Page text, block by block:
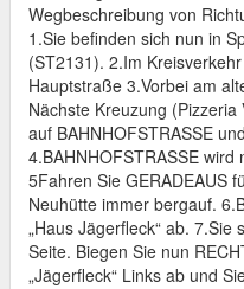
Wegbeschreibung von
1.Sie befinden sich nun in
(ST2131). 2.Im
Hauptstraße 3.Vorbei am
Nächste Kreuzung
auf BAHNHOFSTRASSE
4.BAHNHOFSTRASSE wird
5Fahren Sie GERADEAUS
Neuhütte immer bergauf.
„Haus Jägerfleck“ ab.
Seite. Biegen Sie nun
„Jägerfleck“ Links ab und